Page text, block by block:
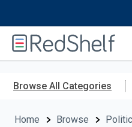
Browse All Categories
Home Browse